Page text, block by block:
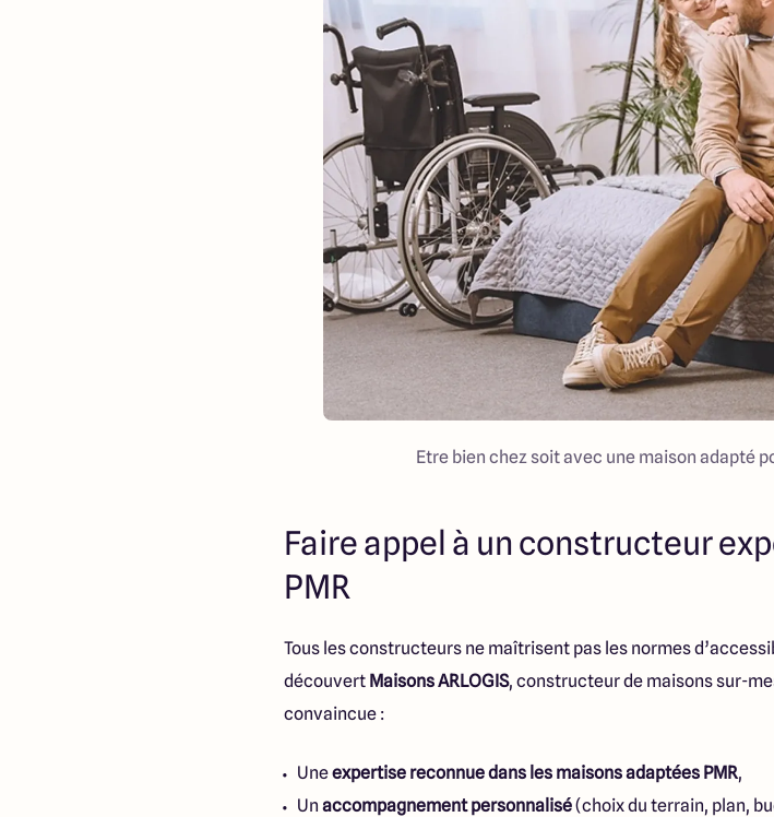
Etre bien chez soit avec une maison adapté
Faire appel à un constructeur
PMR
Tous les constructeurs ne maîtrisent pas les normes
découvert Maisons ARLOGIS, constructeur de maisons sur-
convaincue :
Uneexpertise reconnue dans les maisons adaptées PMR,
Un accompagnement personnalisé(choix du terrain, plan,